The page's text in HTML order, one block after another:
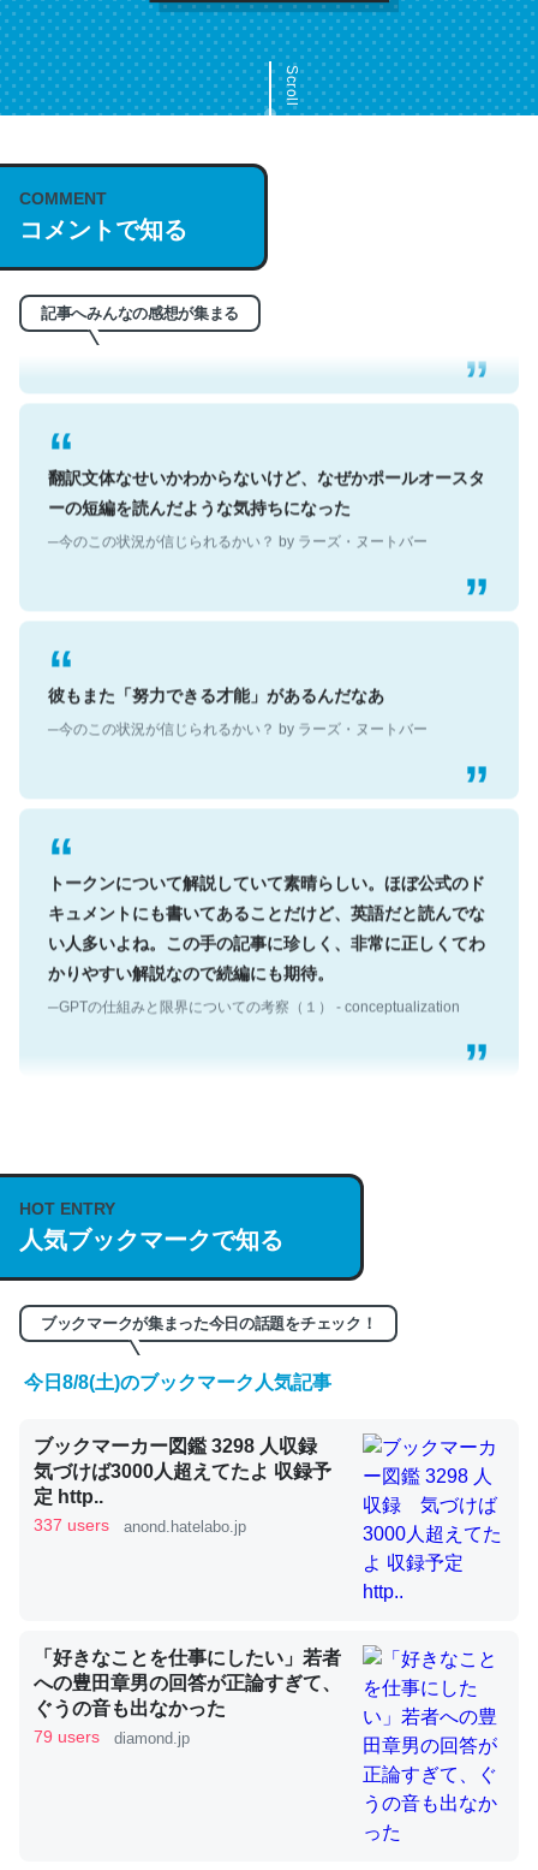
Scroll
COMMENT
コメントで知る
記事へみんなの感想が集まる
これは名文。彼はとてもクレバーなんだろうなと凄く思
─今のこの状況が信じられるかい？ by ラーズ・ヌートバー
翻訳文体なせいかわからないけど、なぜかポールオースタ
ーの短編を読んだような気持ちになった
─今のこの状況が信じられるかい？ by ラーズ・ヌートバー
彼もまた「努力できる才能」があるんだなあ
─今のこの状況が信じられるかい？ by ラーズ・ヌートバー
トークンについて解説していて素晴らしい。ほぼ公式のド
キュメントにも書いてあることだけど、英語だと読んでな
い人多いよね。この手の記事に珍しく、非常に正しくてわ
かりやすい解説なので続編にも期待。
─GPTの仕組みと限界についての考察（１） - conceptualization
説してる記事が少ないので貴重な良記事。/続編来た
https://isobe324649.hatenablog.com/entry/2023/03/27
/064121
─GPTの仕組みと限界についての考察（１） - conceptualization
くらい。小説でいう「ずっと前の伏線」は回収されないけ
ど、短期記憶というには多い分量。進化すればするほど分
かりやすく強くなりそう
─GPTの仕組みと限界についての考察（１） - conceptualization
昆虫ってカルシウム少ないのか。知らんかった。調べたら
コオロギのカルシウム分はエビの600分の1程度。
─ニュース :: 【研究発表】昆虫学の大問題＝「昆虫はなぜ海にいな
HOT ENTRY
人気ブックマークで知る
ブックマークが集まった今日の話題をチェック！
今日8/8(土)のブックマーク人気記事
ブックマーカー図鑑 3298 人収録
気づけば3000人超えてたよ 収録予
定 http..
337 users anond.hatelabo.jp
「好きなことを仕事にしたい」若者
への豊田章男の回答が正論すぎて、
ぐうの音も出なかった
79 users diamond.jp